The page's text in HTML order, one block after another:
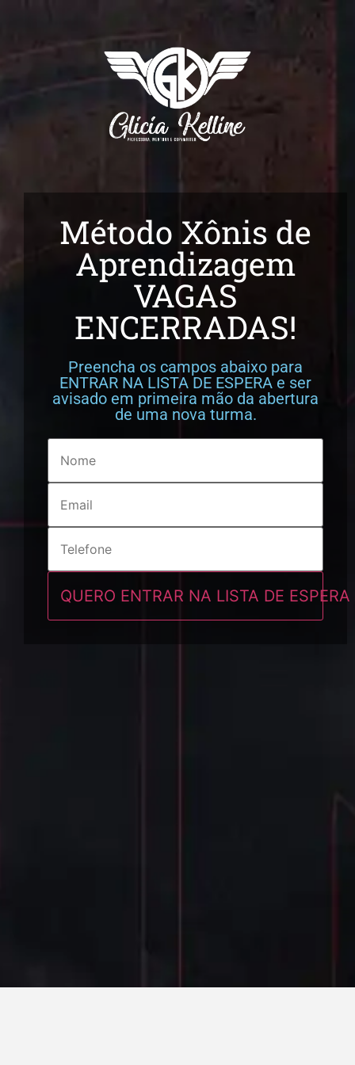
Método Xônis de
Aprendizagem
VAGAS
ENCERRADAS!
Preencha os campos abaixo para
ENTRAR NA LISTA DE ESPERA e ser
avisado em primeira mão da abertura
de uma nova turma.
QUERO ENTRAR NA LISTA DE ESPERA